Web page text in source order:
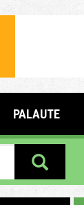
PALAUTE